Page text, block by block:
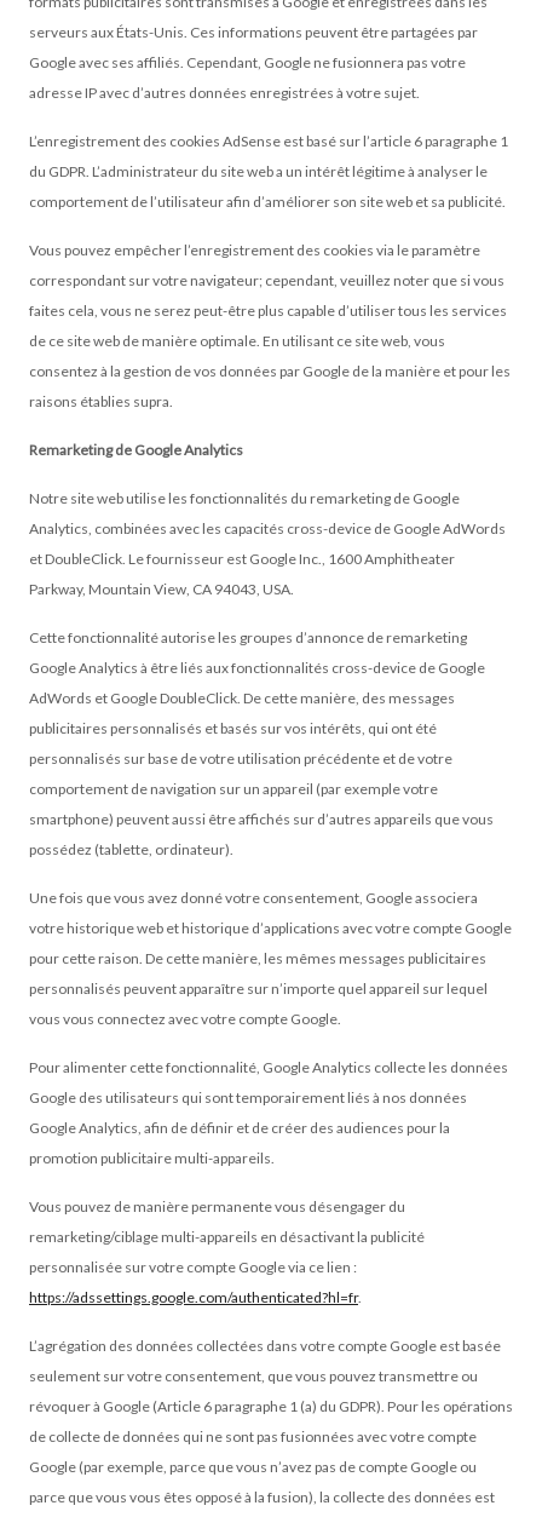
serveurs aux États-Unis. Ces informations peuvent être partagées par
Google avec ses affiliés. Cependant, Google ne fusionnera pas votre
adresse IP avec d’autres données enregistrées à votre sujet.
L’enregistrement des cookies AdSense est basé sur l’article 6 paragraphe 1
du GDPR. L’administrateur du site web a un intérêt légitime à analyser le
comportement de l’utilisateur afin d’améliorer son site web et sa publicité.
Vous pouvez empêcher l’enregistrement des cookies via le paramètre
correspondant sur votre navigateur; cependant, veuillez noter que si vous
faites cela, vous ne serez peut-être plus capable d’utiliser tous les services
de ce site web de manière optimale. En utilisant ce site web, vous
consentez à la gestion de vos données par Google de la manière et pour les
raisons établies supra.
Remarketing de Google Analytics
Notre site web utilise les fonctionnalités du remarketing de Google
Analytics, combinées avec les capacités cross-device de Google AdWords
et DoubleClick. Le fournisseur est Google Inc., 1600 Amphitheater
Parkway, Mountain View, CA 94043, USA.
Cette fonctionnalité autorise les groupes d’annonce de remarketing
Google Analytics à être liés aux fonctionnalités cross-device de Google
AdWords et Google DoubleClick. De cette manière, des messages
publicitaires personnalisés et basés sur vos intérêts, qui ont été
personnalisés sur base de votre utilisation précédente et de votre
comportement de navigation sur un appareil (par exemple votre
smartphone) peuvent aussi être affichés sur d’autres appareils que vous
possédez (tablette, ordinateur).
Une fois que vous avez donné votre consentement, Google associera
votre historique web et historique d’applications avec votre compte Google
pour cette raison. De cette manière, les mêmes messages publicitaires
personnalisés peuvent apparaître sur n’importe quel appareil sur lequel
vous vous connectez avec votre compte Google.
Pour alimenter cette fonctionnalité, Google Analytics collecte les données
Google des utilisateurs qui sont temporairement liés à nos données
Google Analytics, afin de définir et de créer des audiences pour la
promotion publicitaire multi-appareils.
Vous pouvez de manière permanente vous désengager du
remarketing/ciblage multi-appareils en désactivant la publicité
personnalisée sur votre compte Google via ce lien :
https://adssettings.google.com/authenticated?hl=fr.
L’agrégation des données collectées dans votre compte Google est basée
seulement sur votre consentement, que vous pouvez transmettre ou
révoquer à Google (Article 6 paragraphe 1 (a) du GDPR). Pour les opérations
de collecte de données qui ne sont pas fusionnées avec votre compte
Google (par exemple, parce que vous n’avez pas de compte Google ou
parce que vous vous êtes opposé à la fusion), la collecte des données est